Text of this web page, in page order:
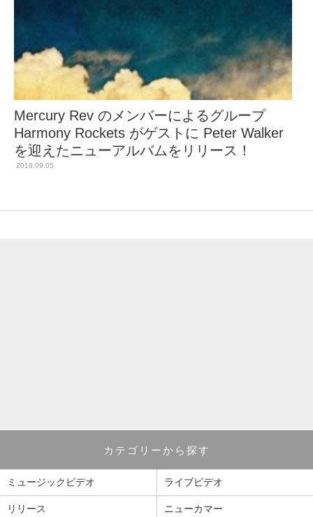
Mercury Rev のメンバーによるグループ
Harmony Rockets がゲストに Peter Walker
を迎えたニューアルバムをリリース！
2018.09.05
カテゴリーから探す
ミュージックビデオ ライブビデオ
リリース ニューカマー